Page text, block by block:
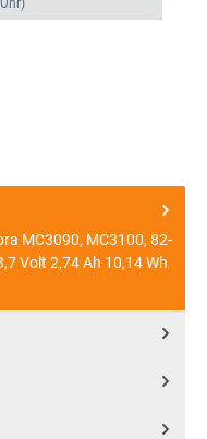
MC3090, MC3100, 82-
Volt 2,74 Ah 10,14 Wh